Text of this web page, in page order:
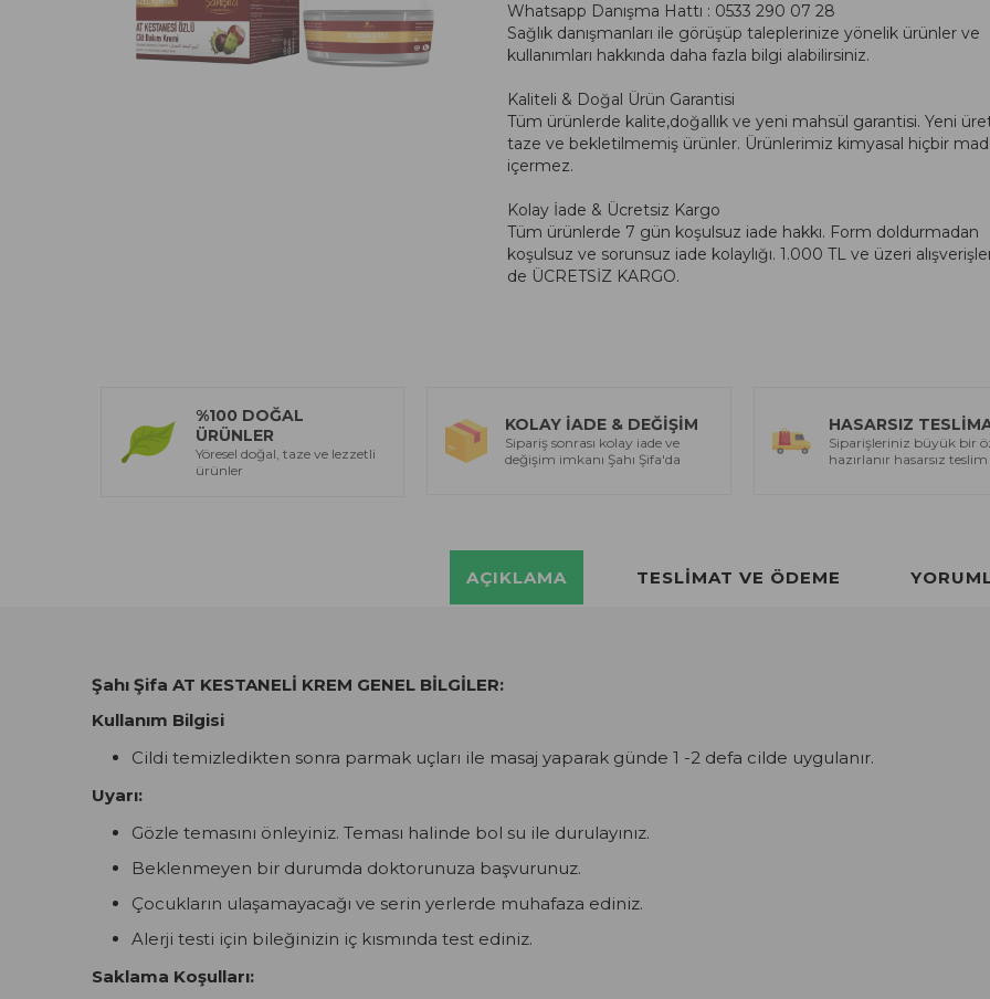
Whatsapp Danışma Hattı : 0533 290 07 28
Sağlık danışmanları ile görüşüp taleplerinize yönelik ürünler ve
kullanımları hakkında daha fazla bilgi alabilirsiniz.
Kaliteli & Doğal Ürün Garantisi
Tüm ürünlerde kalite,doğallık ve yeni mahsül garantisi. Yeni
taze ve bekletilmemiş ürünler. Ürünlerimiz kimyasal hiçbir
içermez.
Kolay İade & Ücretsiz Kargo
Tüm ürünlerde 7 gün koşulsuz iade hakkı. Form doldurmadan
koşulsuz ve sorunsuz iade kolaylığı. 1.000 TL ve üzeri
de ÜCRETSİZ KARGO.
%100 DOĞAL
ÜRÜNLER
Yöresel doğal, taze ve lezzetli
ürünler
KOLAY İADE & DEĞİŞİM
Sipariş sonrası kolay iade ve
değişim imkanı Şahı Şifa'da
HASARSIZ
Siparişleriniz büyük bir
hazırlanır hasarsız
AÇIKLAMA TESLIMAT VE ÖDEME
Şahı Şifa AT KESTANELİ KREM GENEL BİLGİLER:
Kullanım Bilgisi
Cildi temizledikten sonra parmak uçları ile masaj yaparak günde 1 -2 defa cilde uygulanır.
Uyarı:
Gözle temasını önleyiniz. Teması halinde bol su ile durulayınız.
Beklenmeyen bir durumda doktorunuza başvurunuz.
Çocukların ulaşamayacağı ve serin yerlerde muhafaza ediniz.
Alerji testi için bileğinizin iç kısmında test ediniz.
Saklama Koşulları: